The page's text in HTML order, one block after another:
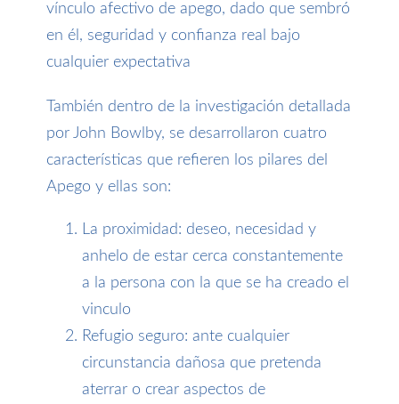
vínculo afectivo de apego, dado que sembró
en é l, seguridad y confianza real bajo
cualquier expectativa
También dentro de la investigación detallada
por John Bowlby, se desarrollaron cuatro
características que refieren los pilares del
Apego y ellas son:
La proximidad: deseo, necesidad y
anhelo de estar cerca constantemente
a la persona con la que se ha creado el
vinculo
Refugio seguro: ante cualquier
circunstancia dañosa que pretenda
aterrar o crear aspectos de